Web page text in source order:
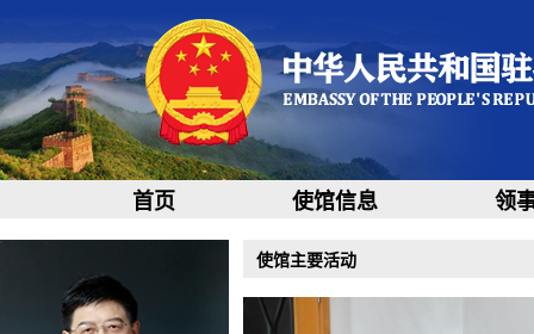
首页 使馆信息 领
使馆主要活动